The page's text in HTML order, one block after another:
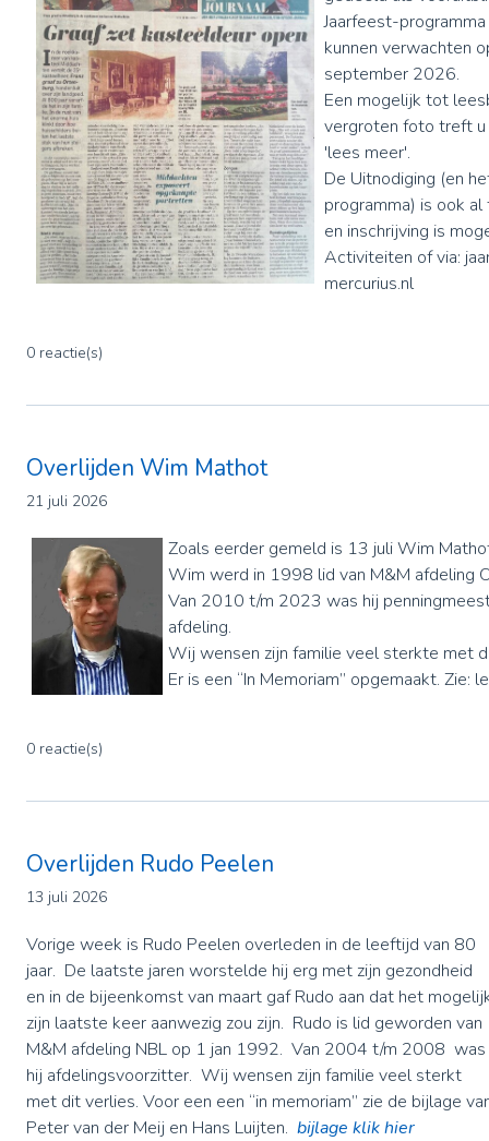
Jaarfeest-
kunnen verwachten
september 2026.
Een mogelijk tot
vergroten foto treft u
'lees meer'.
De Uitnodiging (en
programma) is ook
en inschrijving is
Activiteiten of via:
mercurius.nl
0 reactie(s)
Overlijden Wim Mathot
21 juli 2026
Zoals eerder gemeld is 13 juli Wim
Wim werd in 1998 lid van M&M afdeling
Van 2010 t/m 2023 was hij
afdeling.
Wij wensen zijn familie veel sterkte met
Er is een “In Memoriam” opgemaakt. Zie:
0 reactie(s)
Overlijden Rudo Peelen
13 juli 2026
Vorige week is Rudo Peelen overleden in de leeftijd van 80
jaar. De laatste jaren worstelde hij erg met zijn gezondheid
en in de bijeenkomst van maart gaf Rudo aan dat het
zijn laatste keer aanwezig zou zijn. Rudo is lid geworden van
M&M afdeling NBL op 1 jan 1992. Van 2004 t/m 2008 was
hij afdelingsvoorzitter. Wij wensen zijn familie veel sterkt
met dit verlies. Voor een een “in memoriam” zie de bijlage
Peter van der Meij en Hans Luijten. bijlage klik hier